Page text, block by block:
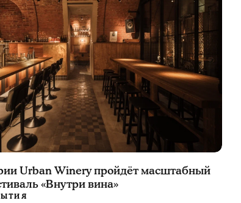
Urban Winery пройдёт масштабный
«Внутри вина»